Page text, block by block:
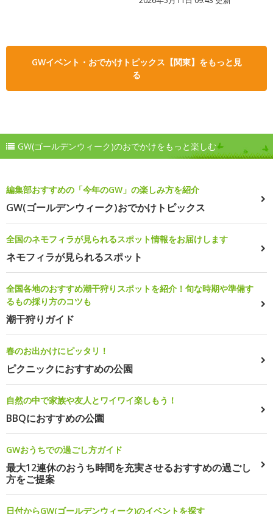
GWイベント・おでかけトピックス【関東】をもっと見
る
GW(ゴールデンウィーク)のおでかけをもっと楽しむ
編集部おすすめの「今年のGW」の楽しみ方を紹介
GW(ゴールデンウィーク)おでかけトピックス
全国のネモフィラが見られるスポット情報をお届けします
ネモフィラが見られるスポット
全国各地のおすすめ潮干狩りスポットを紹介！旬な時期や準備す
るもの採り方のコツも
潮干狩りガイド
春のお出かけにピッタリ！
ピクニックにおすすめの公園
自然の中で家族や友人とワイワイ楽しもう！
BBQにおすすめの公園
GWおうちでの過ごし方ガイド
最大12連休のおうち時間を充実させるおすすめの過ごし
方をご提案
日付からGW(ゴールデンウィーク)のイベントを探す